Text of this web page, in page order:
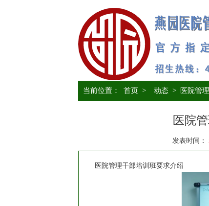
当前位置： 首页 > 动态 > 医院管
医院
发表时间：
医院管理干部培训班要求介绍